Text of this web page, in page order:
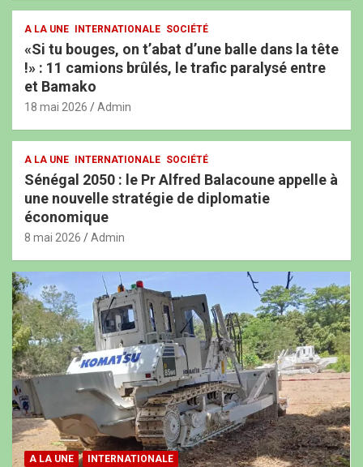
A LA UNE INTERNATIONALE SOCIÉTÉ
«Si tu bouges, on t’abat d’une balle dans la tête
!» : 11 camions brûlés, le trafic paralysé entre
et Bamako
18 mai 2026 Admin
A LA UNE INTERNATIONALE SOCIÉTÉ
Sénégal 2050 : le Pr Alfred Balacoune appelle à
une nouvelle stratégie de diplomatie
économique
8 mai 2026 Admin
A LA UNE INTERNATIONALE